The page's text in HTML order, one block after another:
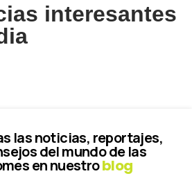
interesantes
las noticias, reportajes,
del mundo de las
en nuestroblog